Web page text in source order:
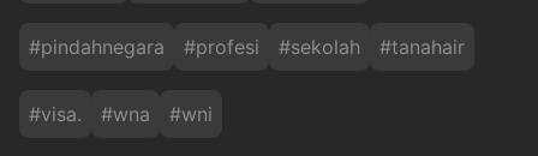
#pindahnegara #profesi #sekolah #tanahair
#visa. #wna #wni